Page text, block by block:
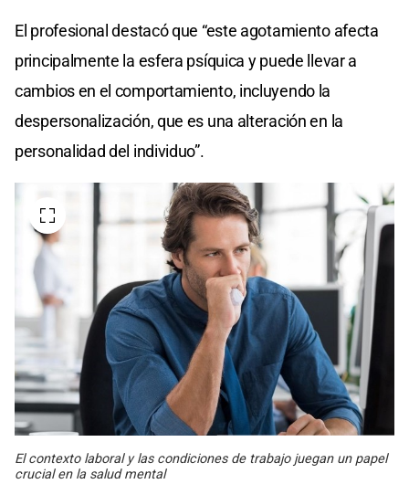
El profesional destacó que “este agotamiento afecta
principalmente la esfera psíquica y puede llevar a
cambios en el comportamiento, incluyendo la
despersonalización, que es una alteración en la
personalidad del individuo”.
El contexto laboral y las condiciones de trabajo juegan un papel
crucial en la salud mental